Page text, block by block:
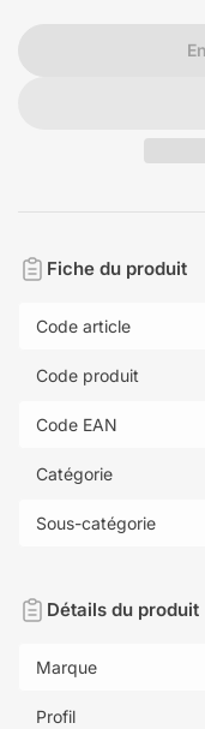
Fiche du produit
Code article
Code produit
Code EAN
Catégorie
Sous-catégorie
Détails du produit
Marque
Profil